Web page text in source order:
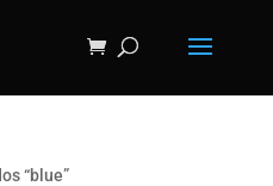
“blue”